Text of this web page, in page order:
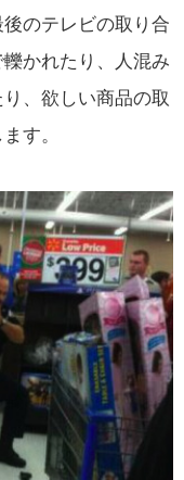
のテレビの取り合
かれたり、人混み
、欲しい商品の取
す。